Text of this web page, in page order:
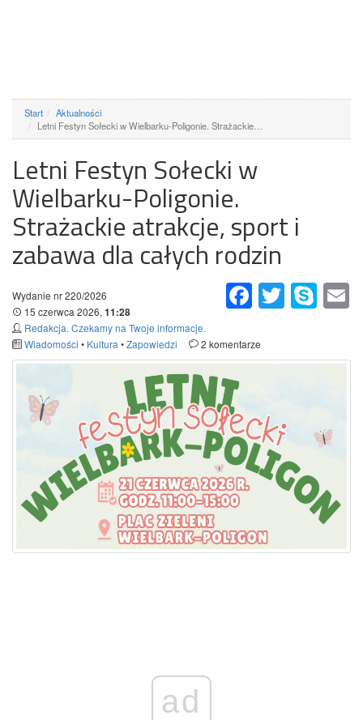
Start
Aktualności
Letni Festyn Sołecki w Wielbarku-Poligonie. Strażackie…
Letni Festyn Sołecki w
Wielbarku-Poligonie.
Strażackie atrakcje, sport i
zabawa dla całych rodzin
FacebookTwitter Skype
Wydanie nr 220/2026
15 czerwca 2026, 11:28
Redakcja. Czekamy na Twoje informacje.
Wiadomości • Kultura •Zapowiedzi 2 komentarze
ad